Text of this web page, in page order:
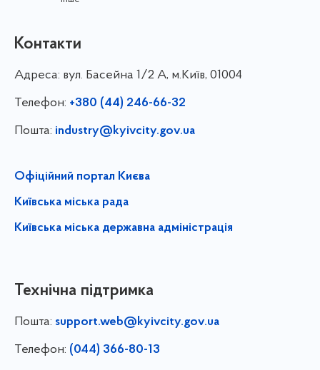
Контакти
Адреса: вул. Басейна 1/⁠2 А, м.Київ, 01004
Телефон: +380 (44) 246-66-32
Пошта: industry@kyivcity.gov.ua
Офіційний портал Києва
Київська міська рада
Київська міська державна адміністрація
Технічна підтримка
Пошта: support.web@kyivcity.gov.ua
Телефон: (044) 366-80-13